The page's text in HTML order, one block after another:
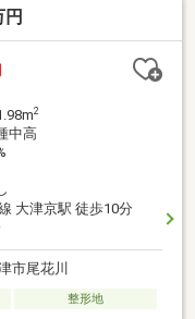
2
中高
大津京駅 徒歩10分
市尾花川
整形地